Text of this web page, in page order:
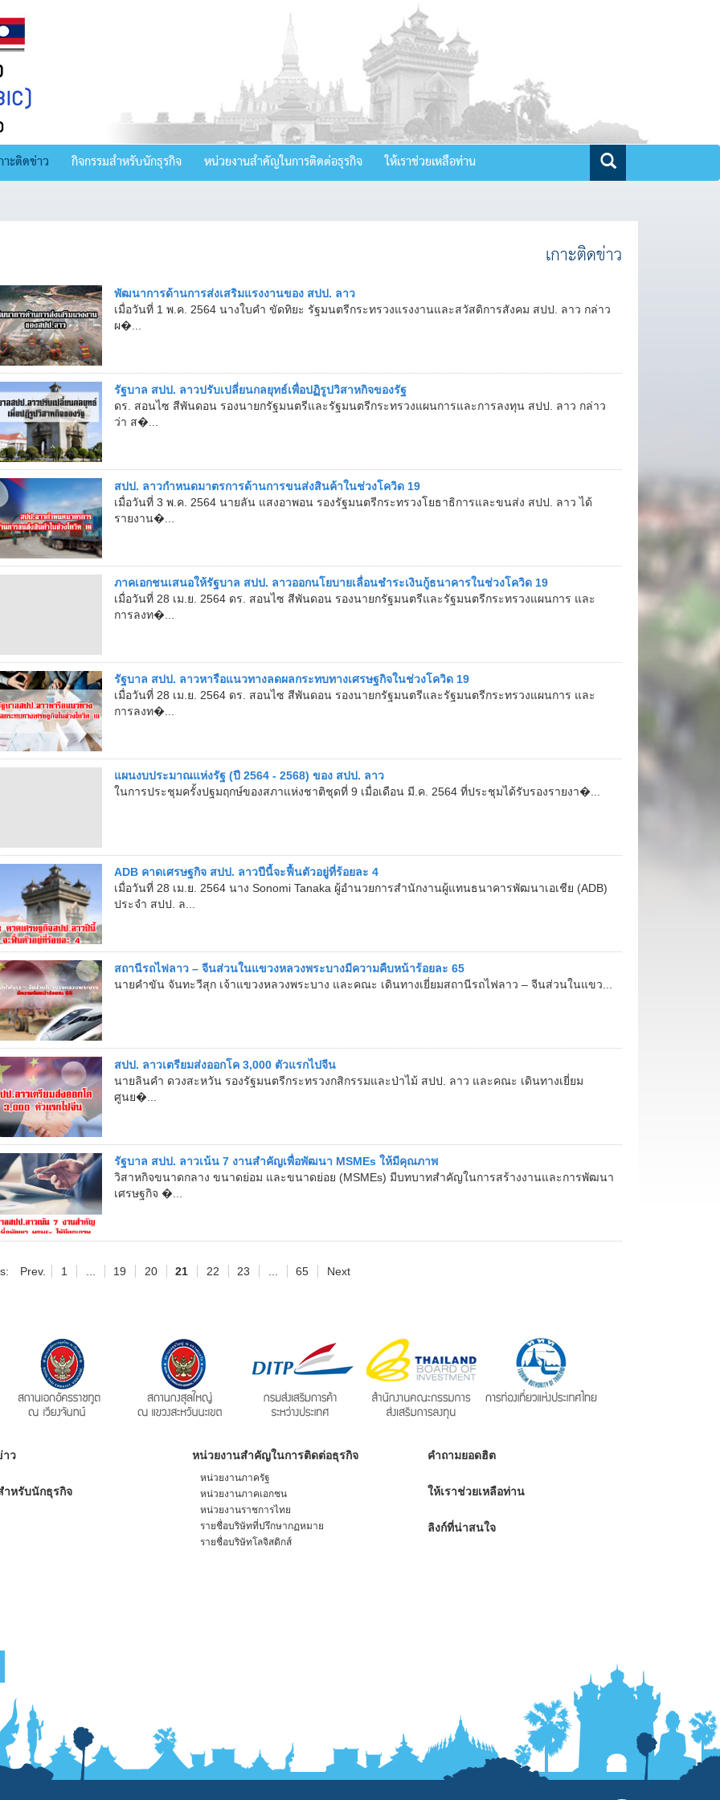
าะติดข่าว กิจกรรมสำหรับนักธุรกิจ หน่วยงานสำคัญในการติดต่อธุรกิจ ให้เราช่วยเหลือท่าน
เกาะติดข่าว
พัฒนาการด้านการส่งเสริมแรงงานของ สปป. ลาว
เมื่อวันที่ 1 พ.ค. 2564 นางใบคำ ขัดทิยะ รัฐมนตรีกระทรวงแรงงานและสวัสดิการสังคม สปป. ลาว กล่าว
ผ�...
รัฐบาล สปป. ลาวปรับเปลี่ยนกลยุทธ์เพื่อปฏิรูปวิสาหกิจของรัฐ
ดร. สอนไซ สีพันดอน รองนายกรัฐมนตรีและรัฐมนตรีกระทรวงแผนการและการลงทุน สปป. ลาว กล่าว
ว่า ส�...
สปป. ลาวกำหนดมาตรการด้านการขนส่งสินค้าในช่วงโควิด 19
เมื่อวันที่ 3 พ.ค. 2564 นายลัน แสงอาพอน รองรัฐมนตรีกระทรวงโยธาธิการและขนส่ง สปป. ลาว ได้
รายงาน�...
ภาคเอกชนเสนอให้รัฐบาล สปป. ลาวออกนโยบายเลื่อนชำระเงินกู้ธนาคารในช่วงโควิด 19
เมื่อวันที่ 28 เม.ย. 2564 ดร. สอนไซ สีพันดอน รองนายกรัฐมนตรีและรัฐมนตรีกระทรวงแผนการ และ
การลงท�...
รัฐบาล สปป. ลาวหารือแนวทางลดผลกระทบทางเศรษฐกิจในช่วงโควิด 19
เมื่อวันที่ 28 เม.ย. 2564 ดร. สอนไซ สีพันดอน รองนายกรัฐมนตรีและรัฐมนตรีกระทรวงแผนการ และ
การลงท�...
แผนงบประมาณแห่งรัฐ (ปี 2564 - 2568) ของ สปป. ลาว
ในการประชุมครั้งปฐมฤกษ์ของสภาแห่งชาติชุดที่ 9 เมื่อเดือน มี.ค. 2564 ที่ประชุมได้รับรองรายงา�...
ADB คาดเศรษฐกิจ สปป. ลาวปีนี้จะฟื้นตัวอยู่ที่ร้อยละ 4
เมื่อวันที่ 28 เม.ย. 2564 นาง Sonomi Tanaka ผู้อํานวยการสํานักงานผู้แทนธนาคารพัฒนาเอเชีย (ADB)
ประจํา สปป. ล...
สถานีรถไฟลาว – จีนส่วนในแขวงหลวงพระบางมีความคืบหน้าร้อยละ 65
นายคำขัน จันทะวีสุก เจ้าแขวงหลวงพระบาง และคณะ เดินทางเยี่ยมสถานีรถไฟลาว – จีนส่วนในแขว...
สปป. ลาวเตรียมส่งออกโค 3,000 ตัวแรกไปจีน
นายลินคำ ดวงสะหวัน รองรัฐมนตรีกระทรวงกสิกรรมและป่าไม้ สปป. ลาว และคณะ เดินทางเยี่ยม
ศูนย�...
รัฐบาล สปป. ลาวเน้น 7 งานสำคัญเพื่อพัฒนา MSMEs ให้มีคุณภาพ
วิสาหกิจขนาดกลาง ขนาดย่อม และขนาดย่อย (MSMEs) มีบทบาทสำคัญในการสร้างงานและการพัฒนา
เศรษฐกิจ �...
Prev. 1 19 20 21 22 23 65 Next
าว
ำหรับนักธุรกิจ
หน่วยงานสำคัญในการติดต่อธุรกิจ
หน่วยงานภาครัฐ
หน่วยงานภาคเอกชน
หน่วยงานราชการไทย
รายชื่อบริษัทที่ปรึกษากฏหมาย
รายชื่อบริษัทโลจิสติกส์
คำถามยอดฮิต
ให้เราช่วยเหลือท่าน
ลิงก์ที่น่าสนใจ